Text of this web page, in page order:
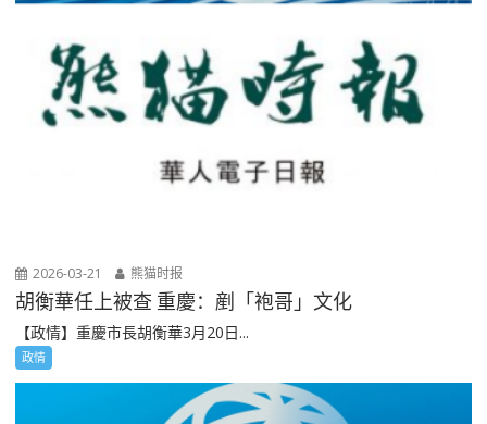
2026-03-21 熊猫时报
胡衡華任上被查 重慶：剷「袍哥」文化
【政情】重慶市長胡衡華3月20日...
政情